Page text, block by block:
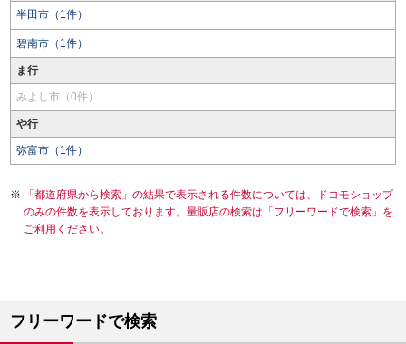
半田市（1件）
碧南市（1件）
ま行
みよし市（0件）
や行
弥富市（1件）
「都道府県から検索」の結果で表示される件数については、ドコモショップ
のみの件数を表示しております。量販店の検索は「フリーワードで検索」を
ご利用ください。
フリーワードで検索